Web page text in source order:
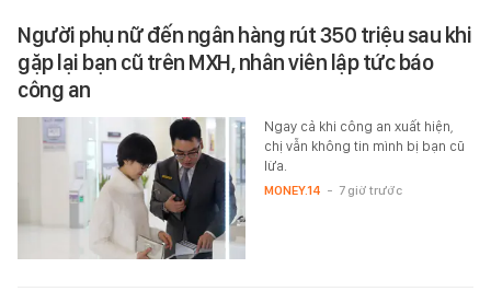
Người phụ nữ đến ngân hàng rút 350 triệu sau khi
gặp lại bạn cũ trên MXH, nhân viên lập tức báo
công an
Ngay cả khi công an xuất hiện,
chị vẫn không tin mình bị bạn cũ
lừa.
MONEY.14 - 7 giờ trước